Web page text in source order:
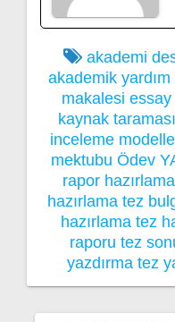
akademi
akademik yardım
makalesi essay
kaynak taraması
inceleme
mektubu Ödev
rapor hazırlama
hazırlama tez
hazırlama tez
raporu tez
yazdırma tez